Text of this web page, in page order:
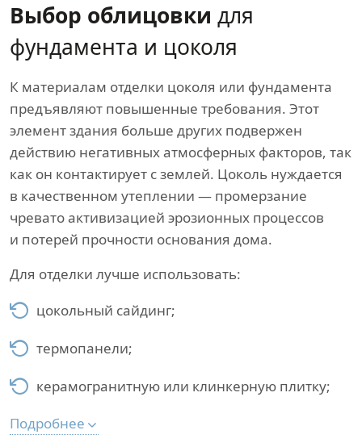
Выбор облицовки для
фундамента и цоколя
К материалам отделки цоколя или фундамента
предъявляют повышенные требования. Этот
элемент здания больше других подвержен
действию негативных атмосферных факторов, так
как он контактирует с землей. Цоколь нуждается
в качественном утеплении — промерзание
чревато активизацией эрозионных процессов
и потерей прочности основания дома.
Для отделки лучше использовать:
цокольный сайдинг;
термопанели;
керамогранитную или клинкерную плитку;
Подробнее